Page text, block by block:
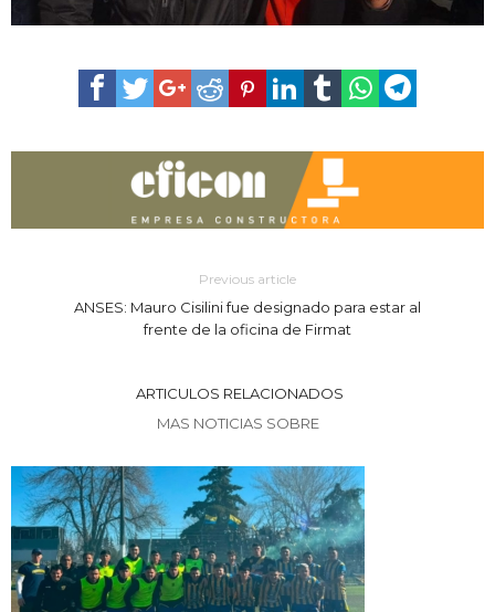
Previous article
ANSES: Mauro Cisilini fue designado para estar al
frente de la oficina de Firmat
ARTICULOS RELACIONADOS
MAS NOTICIAS SOBRE